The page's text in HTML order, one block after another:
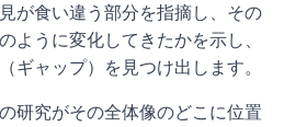
が食い違う部分を指摘し、その
ように変化してきたかを示し、
ギャップ）を見つけ出します。
研究がその全体像のどこに位置